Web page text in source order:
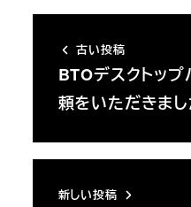
古い投稿
BTOデスクトッ
頼をいただきまし
新しい投稿